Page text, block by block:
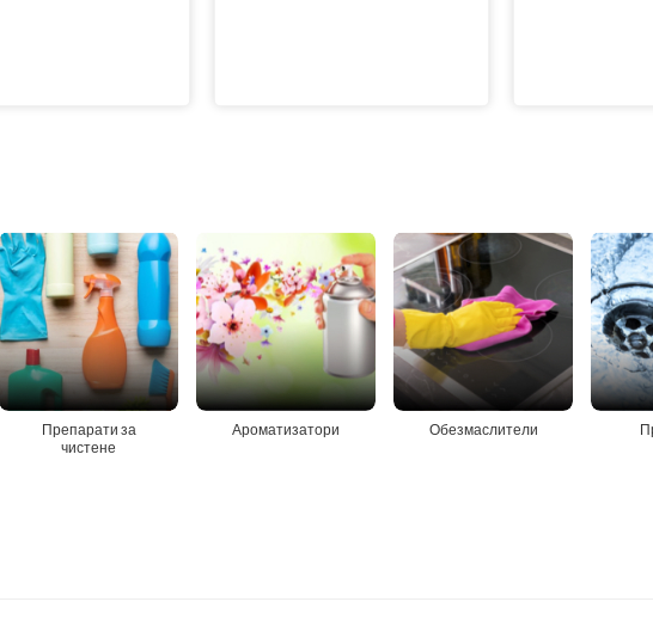
Препарати за
чистене
Ароматизатори Обезмаслители